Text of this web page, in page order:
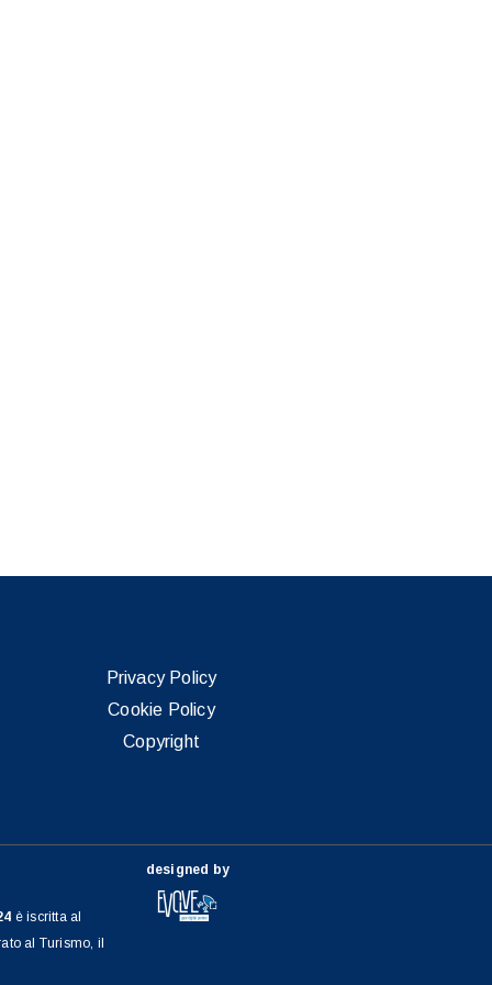
Privacy Policy
Cookie Policy
Copyright
è iscritta al
al Turismo, il
designed by